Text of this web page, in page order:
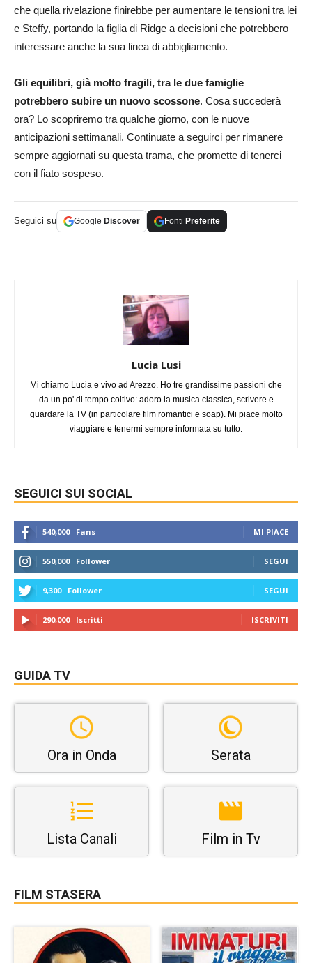
che quella rivelazione finirebbe per aumentare le tensioni tra lei
e Steffy, portando la figlia di Ridge a decisioni che potrebbero
interessare anche la sua linea di abbigliamento.
Gli equilibri, già molto fragili, tra le due famiglie
potrebbero subire un nuovo scossone. Cosa succederà
ora? Lo scopriremo tra qualche giorno, con le nuove
anticipazioni settimanali. Continuate a seguirci per rimanere
sempre aggiornati su questa trama, che promette di tenerci
con il fiato sospeso.
Seguici su Google Discover Fonti Preferite
Lucia Lusi
Mi chiamo Lucia e vivo ad Arezzo. Ho tre grandissime passioni che
da un po' di tempo coltivo: adoro la musica classica, scrivere e
guardare la TV (in particolare film romantici e soap). Mi piace molto
viaggiare e tenermi sempre informata su tutto.
SEGUICI SUI SOCIAL
540,000 Fans MI PIACE
550,000 Follower SEGUI
9,300 Follower SEGUI
290,000 Iscritti ISCRIVITI
GUIDA TV
Ora in Onda Serata
Lista Canali Film in Tv
FILM STASERA